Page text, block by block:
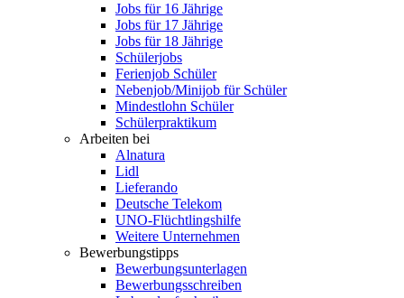
Jobs für 16 Jährige
Jobs für 17 Jährige
Jobs für 18 Jährige
Schülerjobs
Ferienjob Schüler
Nebenjob/Minijob für Schüler
Mindestlohn Schüler
Schülerpraktikum
Arbeiten bei
Alnatura
Lidl
Lieferando
Deutsche Telekom
UNO-Flüchtlingshilfe
Weitere Unternehmen
Bewerbungstipps
Bewerbungsunterlagen
Bewerbungsschreiben